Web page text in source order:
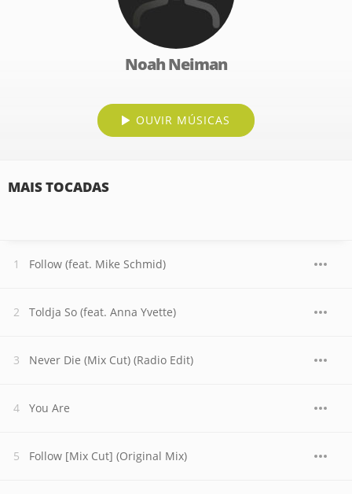
Noah Neiman
OUVIR MÚSICAS
MAIS TOCADAS
Follow (feat. Mike Schmid)
Toldja So (feat. Anna Yvette)
Never Die (Mix Cut) (Radio Edit)
You Are
Follow [Mix Cut] (Original Mix)